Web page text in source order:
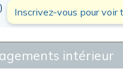
Inscrivez-vous pour voir
intérieur